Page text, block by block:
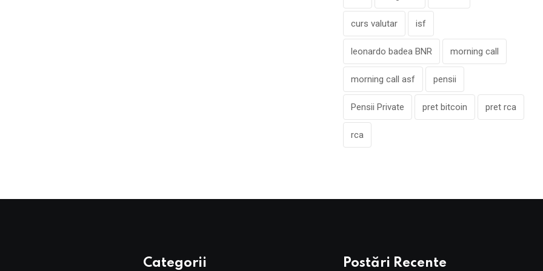
curs valutar isf
leonardo badea BNR morning call
morning call asf pensii
Pensii Private pret bitcoin pret rca
rca
Categorii Postări Recente